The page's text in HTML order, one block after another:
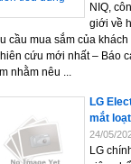
NIQ,
giới về
cầu mua sắm của
cứu mới nhất – Báo
nhằm nêu ...
LG
mắt
24/05/
LG